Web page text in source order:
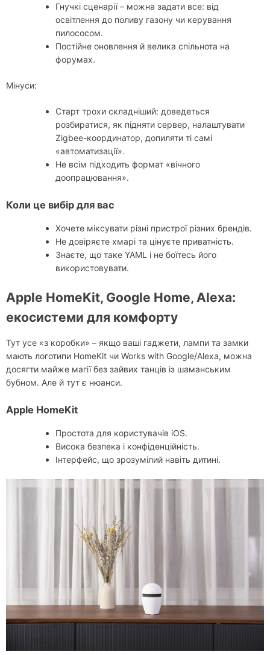
Гнучкі сценарії – можна задати все: від
освітлення до поливу газону чи керування
пилососом.
Постійне оновлення й велика спільнота на
форумах.
Мінуси:
Старт трохи складніший: доведеться
розбиратися, як підняти сервер, налаштувати
Zigbee-координатор, допиляти ті самі
«автоматизації».
Не всім підходить формат «вічного
доопрацювання».
Коли це вибір для вас
Хочете міксувати різні пристрої різних брендів.
Не довіряєте хмарі та цінуєте приватність.
Знаєте, що таке YAML і не боїтесь його
використовувати.
Apple HomeKit, Google Home, Alexa:
екосистеми для комфорту
Тут усе «з коробки» – якщо ваші гаджети, лампи та замки
мають логотипи HomeKit чи Works with Google/Alexa, можна
досягти майже магії без зайвих танців із шаманським
бубном. Але й тут є нюанси.
Apple HomeKit
Простота для користувачів iOS.
Висока безпека і конфіденційність.
Інтерфейс, що зрозумілий навіть дитині.